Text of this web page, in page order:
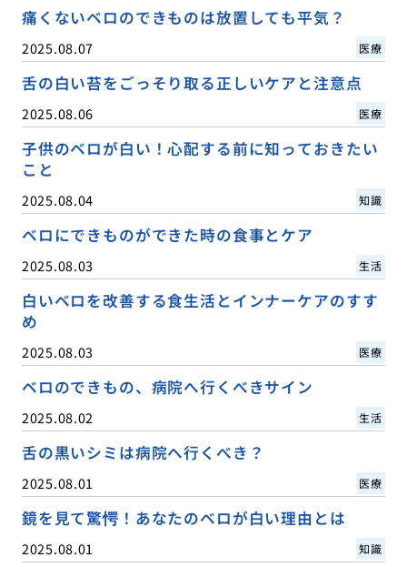
痛くないベロのできものは放置しても平気？
2025.08.07 医療
舌の白い苔をごっそり取る正しいケアと注意点
2025.08.06 医療
子供のベロが白い！心配する前に知っておきたい
こと
2025.08.04 知識
ベロにできものができた時の食事とケア
2025.08.03 生活
白いベロを改善する食生活とインナーケアのすす
め
2025.08.03 医療
ベロのできもの、病院へ行くべきサイン
2025.08.02 生活
舌の黒いシミは病院へ行くべき？
2025.08.01 医療
鏡を見て驚愕！あなたのベロが白い理由とは
2025.08.01 知識